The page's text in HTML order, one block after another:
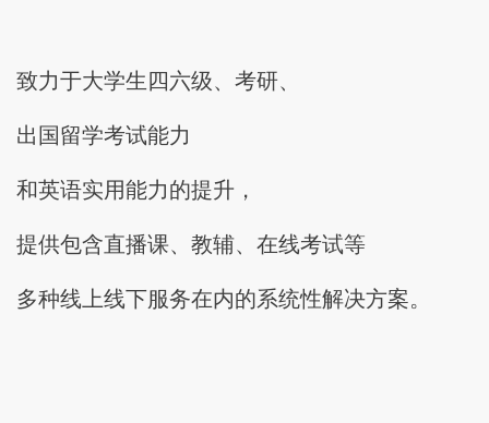
致力于大学生四六级、考研、
出国留学考试能力
和英语实用能力的提升，
提供包含直播课、教辅、在线考试等
多种线上线下服务在内的系统性解决方案。